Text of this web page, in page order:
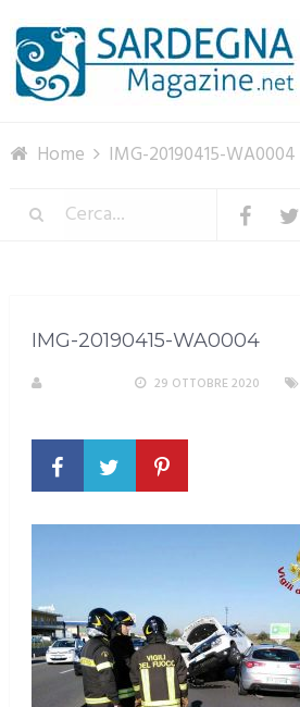
Home IMG-20190415-WA0004
IMG-20190415-WA0004
29 OTTOBRE 2020